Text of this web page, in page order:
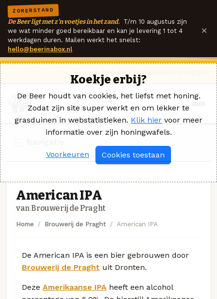
ZOMERSTAND
De Beer ligt met z'n voetjes in het zand. T/m 10 augustus zijn
we wat minder goed bereikbaar en kan je levering 1 tot 4
werkdagen duren. Mailen werkt het snelst:
hello@beerinabox.nl
×
American IPA
van Brouwerij de Praght
Home Brouwerij de Praght American IPA
De American IPA is een bier gebrouwen door
Brouwerij de Praght uit Dronten.
Deze Amerikaanse IPA heeft een alcohol
Koekje erbij?
De Beer houdt van cookies, het liefst met honing.
Zodat zijn site super werkt en om lekker te
grasduinen in webstatistieken. Klik hier voor meer
informatie over zijn honingwafels.
Voorkeuren Cookies toestaan